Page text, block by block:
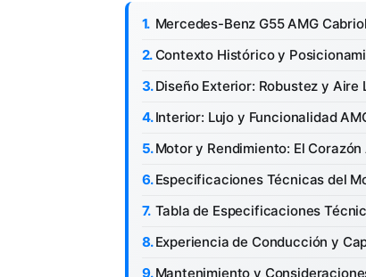
Mercedes-Benz G55 AMG
Contexto Histórico y
Diseño Exterior: Robustez y Aire
Interior: Lujo y Funcionalidad
Motor y Rendimiento: El Corazón
Especificaciones Técnicas del
Tabla de Especificaciones
Experiencia de Conducción y
Mantenimiento y